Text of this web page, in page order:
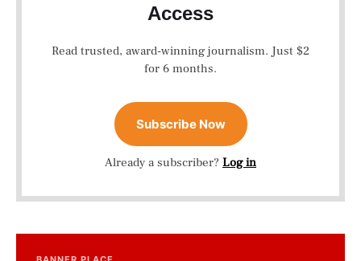
Access
Read trusted, award-winning journalism. Just $2
for 6 months.
Subscribe Now
Already a subscriber? Log in